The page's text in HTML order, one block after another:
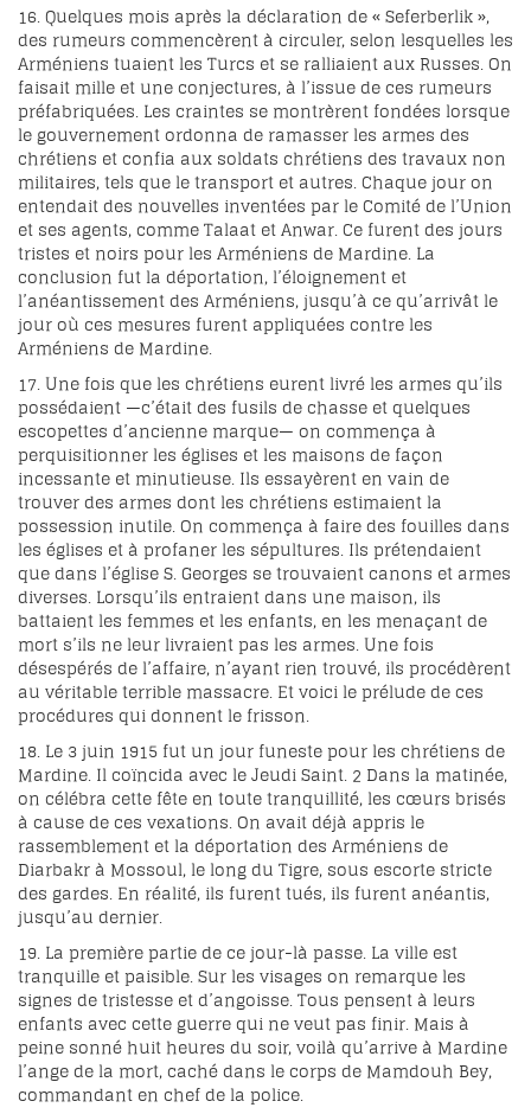
16. Quelques mois après la déclaration de « Seferberlik »,
des rumeurs commencèrent à circuler, selon lesquelles les
Arméniens tuaient les Turcs et se ralliaient aux Russes. On
faisait mille et une conjectures, à l’issue de ces rumeurs
préfabriquées. Les craintes se montrèrent fondées lorsque
le gouvernement ordonna de ramasser les armes des
chrétiens et confia aux soldats chrétiens des travaux non
militaires, tels que le transport et autres. Chaque jour on
entendait des nouvelles inventées par le Comité de l’Union
et ses agents, comme Talaat et Anwar. Ce furent des jours
tristes et noirs pour les Arméniens de Mardine. La
conclusion fut la déportation, l’éloignement et
l’anéantissement des Arméniens, jusqu’à ce qu’arrivât le
jour où ces mesures furent appliquées contre les
Arméniens de Mardine.
17. Une fois que les chrétiens eurent livré les armes qu’ils
possédaient —c’était des fusils de chasse et quelques
escopettes d’ancienne marque— on commença à
perquisitionner les églises et les maisons de façon
incessante et minutieuse. Ils essayèrent en vain de
trouver des armes dont les chrétiens estimaient la
possession inutile. On commença à faire des fouilles dans
les églises et à profaner les sépultures. Ils prétendaient
que dans l’église S. Georges se trouvaient canons et armes
diverses. Lorsqu’ils entraient dans une maison, ils
battaient les femmes et les enfants, en les menaçant de
mort s’ils ne leur livraient pas les armes. Une fois
désespérés de l’affaire, n’ayant rien trouvé, ils procédèrent
au véritable terrible massacre. Et voici le prélude de ces
procédures qui donnent le frisson.
18. Le 3 juin 1915 fut un jour funeste pour les chrétiens de
Mardine. Il coïncida avec le Jeudi Saint.2 Dans la matinée,
on célébra cette fête en toute tranquillité, les cœurs brisés
à cause de ces vexations. On avait déjà appris le
rassemblement et la déportation des Arméniens de
Diarbakr à Mossoul, le long du Tigre, sous escorte stricte
des gardes. En réalité, ils furent tués, ils furent anéantis,
jusqu’au dernier.
19. La première partie de ce jour-là passe. La ville est
tranquille et paisible. Sur les visages on remarque les
signes de tristesse et d’angoisse. Tous pensent à leurs
enfants avec cette guerre qui ne veut pas finir. Mais à
peine sonné huit heures du soir, voilà qu’arrive à Mardine
l’ange de la mort, caché dans le corps de Mamdouh Bey,
commandant en chef de la police.